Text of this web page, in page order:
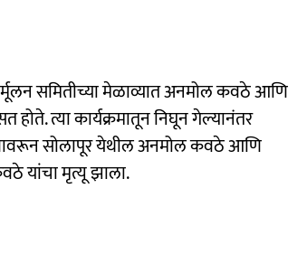
समितीच्या मेळाव्यात अनमोल कवठे आणि
होते. त्या कार्यक्रमातून निघून गेल्यानंतर
सोलापूर येथील अनमोल कवठे आणि
यांचा मृत्यू झाला.